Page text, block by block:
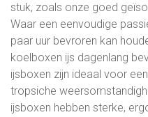
stuk, zoals onze goed
Waar een eenvoudige
paar uur bevroren kan
koelboxen ijs dagenlang
ijsboxen zijn ideaal voor
tropsiche
ijsboxen hebben sterke,